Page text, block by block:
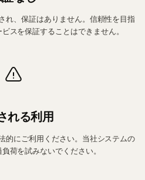
れ、保証はありません。信頼性を目指
スを保証することはできません。
れる利用
的にご利用ください。当社システムの
荷を試みないでください。